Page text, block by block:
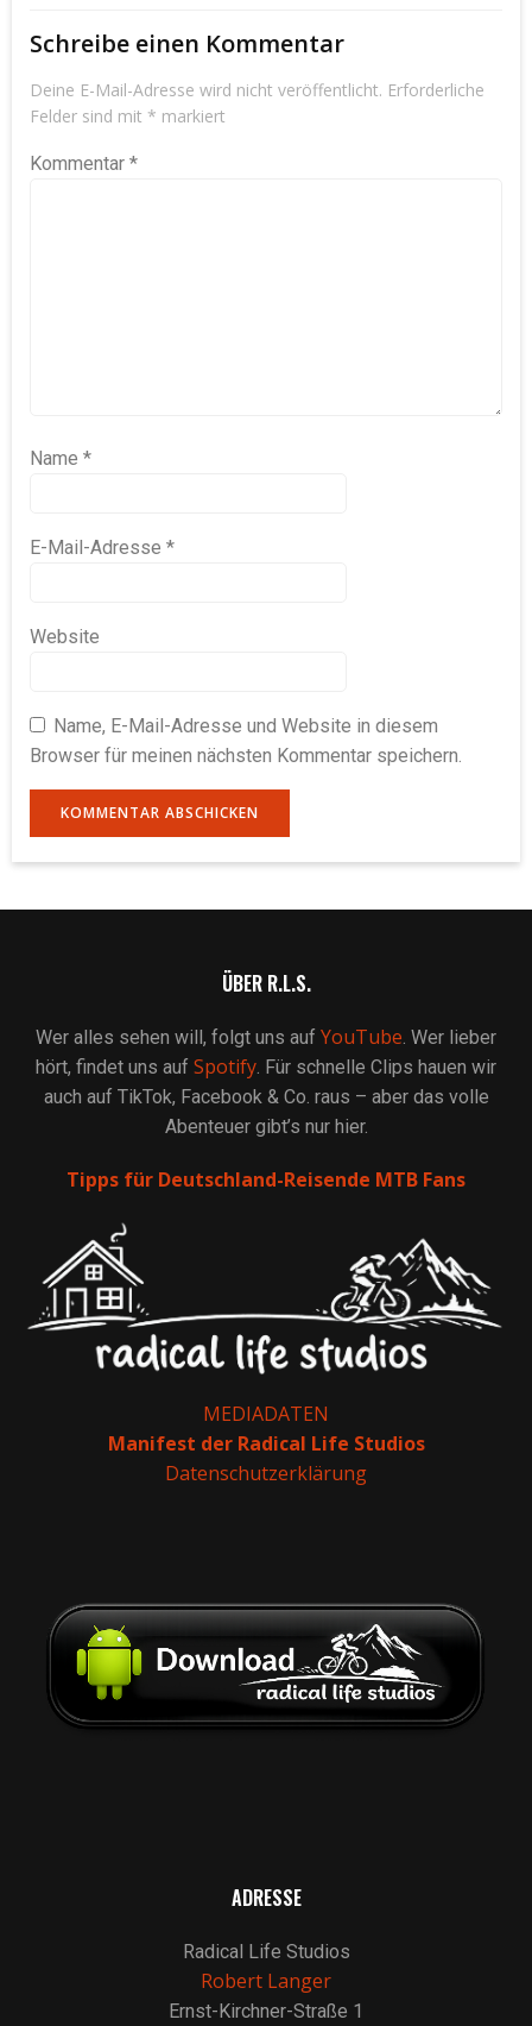
Schreibe einen Kommentar
Deine E-Mail-Adresse wird nicht veröffentlicht. Erforderliche
Felder sind mit * markiert
Kommentar *
Name *
E-Mail-Adresse *
Website
Name, E-Mail-Adresse und Website in diesem
Browser für meinen nächsten Kommentar speichern.
ÜBER R.L.S.
Wer alles sehen will, folgt uns auf YouTube. Wer lieber
hört, findet uns auf Spotify. Für schnelle Clips hauen wir
auch auf TikTok, Facebook & Co. raus – aber das volle
Abenteuer gibt’s nur hier.
Tipps für Deutschland-Reisende MTB Fans
MEDIADATEN
Manifest der Radical Life Studios
Datenschutzerklärung
ADRESSE
Radical Life Studios
Robert Langer
Ernst-Kirchner-Straße 1